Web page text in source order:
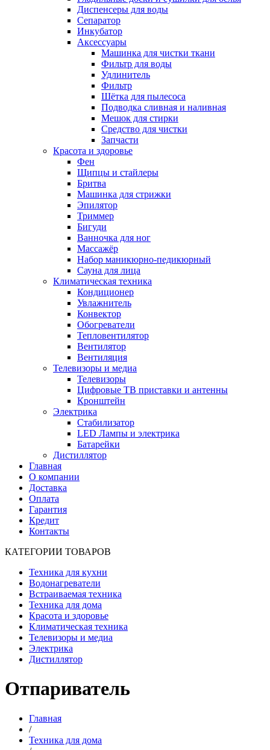
Диспенсеры для воды
Сепаратор
Инкубатор
Аксессуары
Машинка для чистки ткани
Фильтр для воды
Удлинитель
Фильтр
Шётка для пылесоса
Подводка сливная и наливная
Мешок для стирки
Средство для чистки
Запчасти
Красота и здоровье
Фен
Щипцы и стайлеры
Бритва
Машинка для стрижки
Эпилятор
Триммер
Бигуди
Ванночка для ног
Массажёр
Набор маникюрно-педикюрный
Сауна для лица
Климатическая техника
Кондиционер
Увлажнитель
Конвектор
Обогреватели
Тепловентилятор
Вентилятор
Вентиляция
Телевизоры и медиа
Телевизоры
Цифровые ТВ приставки и антенны
Кронштейн
Электрика
Стабилизатор
LED Лампы и электрика
Батарейки
Дистиллятор
Главная
О компании
Доставка
Оплата
Гарантия
Кредит
Контакты
КАТЕГОРИИ ТОВАРОВ
Техника для кухни
Водонагреватели
Встраиваемая техника
Техника для дома
Красота и здоровье
Климатическая техника
Телевизоры и медиа
Электрика
Дистиллятор
Отпариватель
Главная
/
Техника для дома